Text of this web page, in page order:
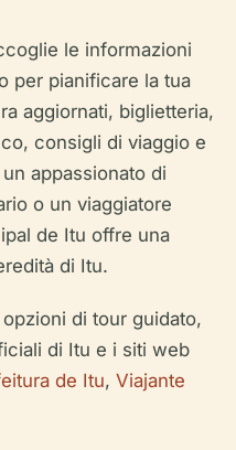
le informazioni
per pianificare la tua
aggiornati, biglietteria,
consigli di viaggio e
appassionato di
o un viaggiatore
de Itu offre una
di Itu.
di tour guidato,
di Itu e i siti web
de Itu, Viajante